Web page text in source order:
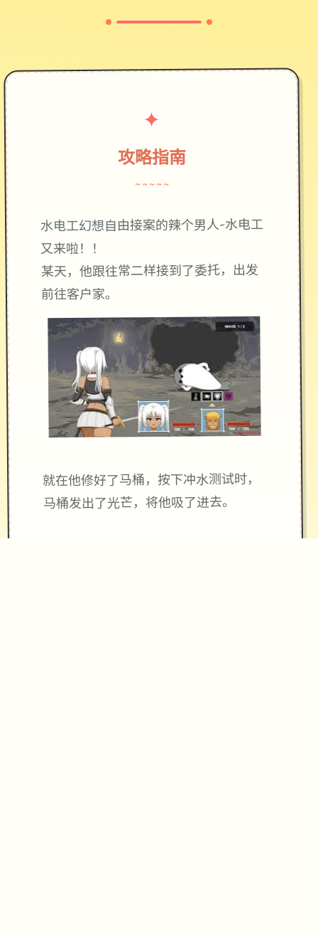
✦
攻略指南
~~~~~
水电工幻想自由接案的辣个男人-水电工
又来啦！！
某天，他跟往常二样接到了委托，出发
前往客户家。
就在他修好了马桶，按下冲水测试时，
马桶发出了光芒，将他吸了进去。